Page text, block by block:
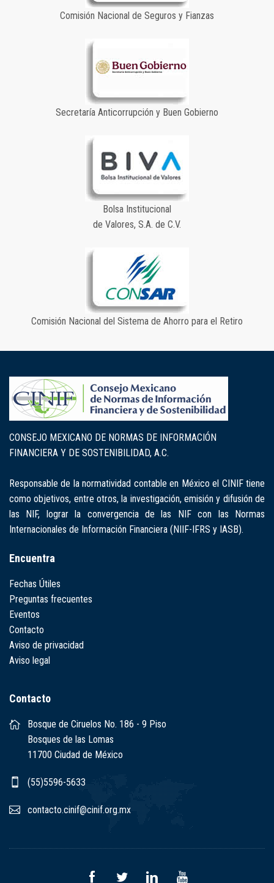
Comisión Nacional de Seguros y Fianzas
Secretaría Anticorrupción y Buen Gobierno
Bolsa Institucional
de Valores, S.A. de C.V.
Comisión Nacional del Sistema de Ahorro para el Retiro
CONSEJO MEXICANO DE NORMAS DE INFORMACIÓN
FINANCIERA Y DE SOSTENIBILIDAD, A.C.
Responsable de la normatividad contable en México el CINIF tiene
como objetivos, entre otros, la investigación, emisión y difusión de
las NIF, lograr la convergencia de las NIF con las Normas
Internacionales de Información Financiera (NIIF-IFRS y IASB).
Encuentra
Fechas Útiles
Preguntas frecuentes
Eventos
Contacto
Aviso de privacidad
Aviso legal
Contacto
Bosque de Ciruelos No. 186 - 9 Piso
Bosques de las Lomas
11700 Ciudad de México
(55)5596-5633
contacto.cinif@cinif.org.mx